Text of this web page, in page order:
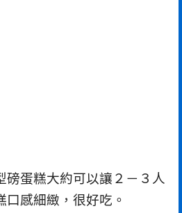
磅蛋糕大約可以讓２－３人
口感細緻，很好吃。